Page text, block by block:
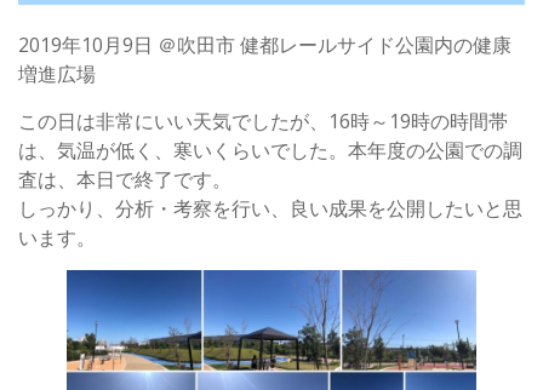
2019年10月9日 ＠吹田市 健都レールサイド公園内の健康
増進広場
この日は非常にいい天気でしたが、16時～19時の時間帯
は、気温が低く、寒いくらいでした。本年度の公園での調
査は、本日で終了です。
しっかり、分析・考察を行い、良い成果を公開したいと思
います。